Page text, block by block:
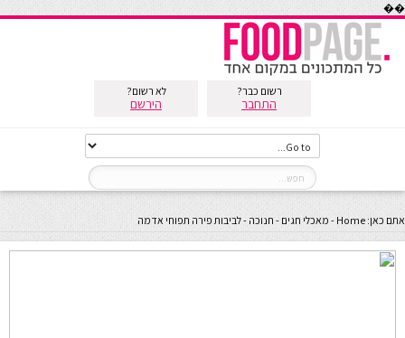
��
רשום כבר?
התחבר
לא רשום?
הירשם
אתם כאן: Home
- מאכלי חגים - חנוכה -לביבות פירה תפוחי אדמה